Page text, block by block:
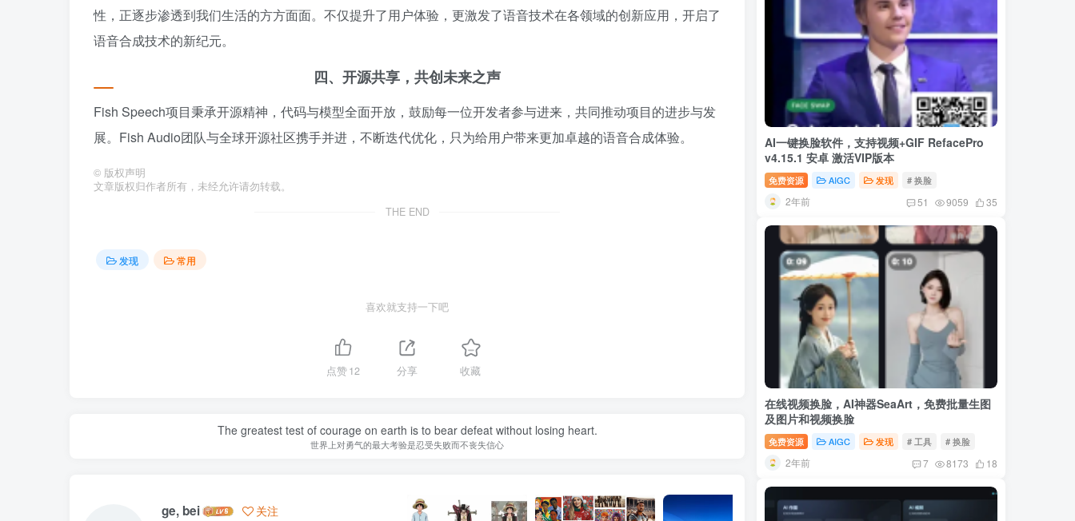
性，正逐步渗透到我们生活的方方面面。不仅提升了用户体验，更激发了语音技术在各领域的创新应用，开启了
语音合成技术的新纪元。
四、开源共享，共创未来之声
Fish Speech项目秉承开源精神，代码与模型全面开放，鼓励每一位开发者参与进来，共同推动项目的进步与发
展。Fish Audio团队与全球开源社区携手并进，不断迭代优化，只为给用户带来更加卓越的语音合成体验。
© 版权声明
文章版权归作者所有，未经允许请勿转载。
THE END
发现 常用
喜欢就支持一下吧
点赞12 分享 收藏
The greatest test of courage on earth is to bear defeat without losing heart.
世界上对勇气的最大考验是忍受失败而不丧失信心
ge, bei 关注
AI一键换脸软件，支持视频+GIF RefacePro
v4.15.1 安卓 激活VIP版本
免费资源 AIGC 发现 # 换脸
2年前 51 9059 35
在线视频换脸，AI神器SeaArt，免费批量生图
及图片和视频换脸
免费资源 AIGC 发现 # 工具 # 换脸
2年前 7 8173 18